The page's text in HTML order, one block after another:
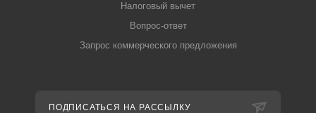
Налоговый вычет
Вопрос-ответ
Запрос коммерческого предложения
ПОДПИСАТЬСЯ НА РАССЫЛКУ